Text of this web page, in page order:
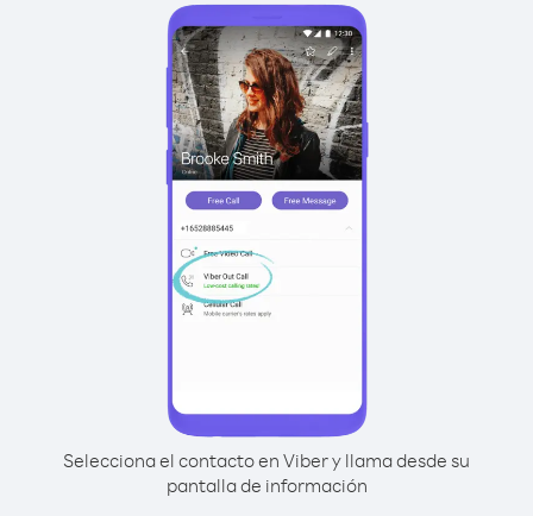
Selecciona el contacto en Viber y llama desde su
pantalla de información